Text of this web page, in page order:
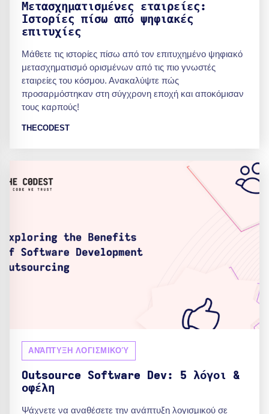
Μετασχηματισμένες εταιρείες:
Ιστορίες πίσω από ψηφιακές
επιτυχίες
Μάθετε τις ιστορίες πίσω από τον επιτυχημένο ψηφιακό
μετασχηματισμό ορισμένων από τις πιο γνωστές
εταιρείες του κόσμου. Ανακαλύψτε πώς
προσαρμόστηκαν στη σύγχρονη εποχή και αποκόμισαν
τους καρπούς!
THECODEST
ΑΝΆΠΤΥΞΗ ΛΟΓΙΣΜΙΚΟΎ
Outsource Software Dev: 5 λόγοι &
οφέλη
Ψάχνετε να αναθέσετε την ανάπτυξη λογισμικού σε